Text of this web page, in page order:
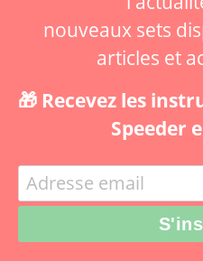
nouveaux sets
articles et
🎁 Recevez les
Speeder